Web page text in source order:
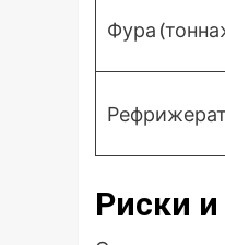
Фура
Риски